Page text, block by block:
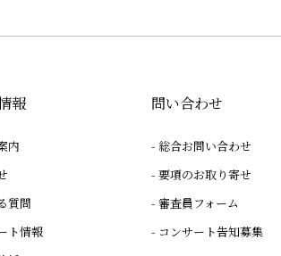
報
内
質問
ト情報
問い合わせ
総合お問い合わせ
要項のお取り寄せ
審査員フォーム
コンサート告知募集